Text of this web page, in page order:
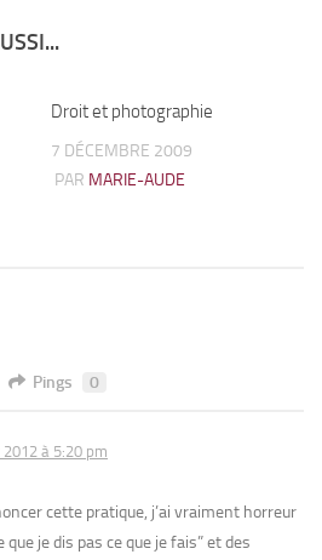
Droit et photographie
7 DÉCEMBRE 2009
PAR MARIE-AUDE
Pings 0
à 5:20 pm
cette pratique, j’ai vraiment horreur
que je dis pas ce que je fais” et des